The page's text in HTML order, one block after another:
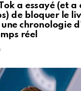
a essayé (et a
de bloquer le
une chronologie
réel